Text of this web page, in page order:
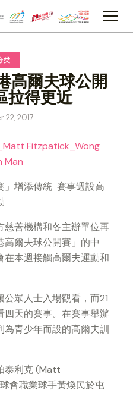
类
高爾夫球公開
拉得更近
22, 2017
」增添傳統 賽事週設高
慈善機構和各主辦單位再
爾夫球公開賽」的中
本週接觸高爾夫運動和
眾人士入場觀看，而21
四天的賽事。在賽事舉辦
青少年而設的高爾夫訓
泰利克 (Matt
會職業球手黃煥民於屯